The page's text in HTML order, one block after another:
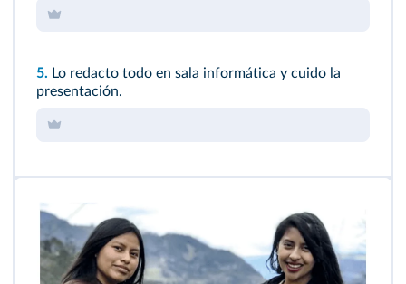
5. Lo redacto todo en sala informática y cuido la
presentación.